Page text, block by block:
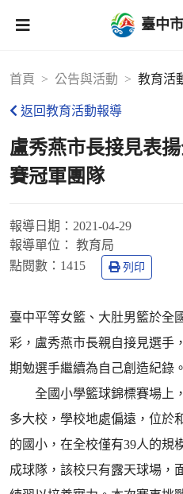
臺中
首頁 公告與活動 教育活
返回教育活動報導
盧秀燕市長接見表
賽冠軍團隊
報導日期： 2021-04-29
報導單位：
教育局
點閱數： 1415 列印
臺中平等女籃、大肚男籃於全
彩，盧秀燕市長親自接見選手
期勉選手繼續為自己創造紀錄。
全國小學籃球錦標賽場上
多大校，學校地處偏遠，位於
的國小，在全校僅有39人的規
成球隊，該校只有露天球場，